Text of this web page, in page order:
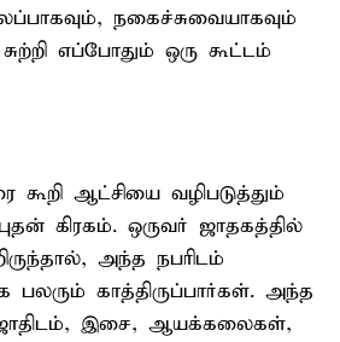
நகைச்சுவையாகவும்
எப்போதும் ஒரு கூட்டம்
கூறி ஆட்சியை வழிபடுத்தும்
கிரகம். ஒருவர் ஜாதகத்தில்
அந்த நபரிடம்
காத்திருப்பார்கள். அந்த
இசை, ஆயக்கலைகள்,